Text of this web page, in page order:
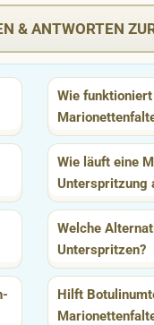
& ANTWORTEN
Wie
Wie läuft eine
Unterspritzung
Welche
Unterspritzen?
Hilft